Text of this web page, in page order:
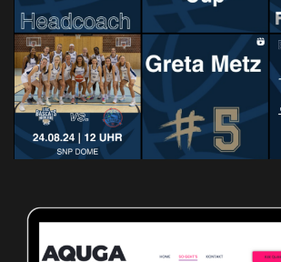
SOCIAL MEDIA STRATEGIE